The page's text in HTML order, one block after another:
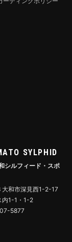
SYLPHID
シルフィード・スポ
和市深見西1-2-17
内1-1・1-2
5877